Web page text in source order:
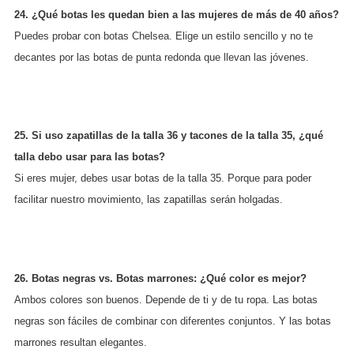
24. ¿Qué botas les quedan bien a las mujeres de más de 40 años?
Puedes probar con botas Chelsea. Elige un estilo sencillo y no te
decantes por las botas de punta redonda que llevan las jóvenes.
25. Si uso zapatillas de la talla 36 y tacones de la talla 35, ¿qué
talla debo usar para las botas?
Si eres mujer, debes usar botas de la talla 35. Porque para poder
facilitar nuestro movimiento, las zapatillas serán holgadas.
26. Botas negras vs. Botas marrones: ¿Qué color es mejor?
Ambos colores son buenos. Depende de ti y de tu ropa. Las botas
negras son fáciles de combinar con diferentes conjuntos. Y las botas
marrones resultan elegantes.